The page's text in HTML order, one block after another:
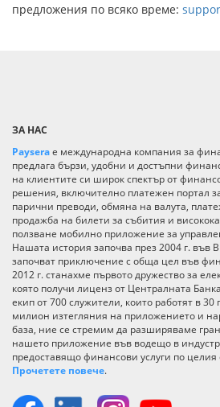
предложения по всяко време:
ЗА НАС
Payseraе международна компания за
предлага бързи, удобни и достъпни
на клиентите си широк спектър от
решения, включително платежен портал
парични преводи, обмяна на валута,
продажба на билети за събития и
ползване мобилно приложение за
Нашата история започва през 2004 г. във
започват приключение с обща цел във
2012 г. станахме първото дружество за
която получи лиценз от Централната
екип от 700 служители, които работят в 30
милион изтегляния на приложението и
база, ние се стремим да разширяваме
нашето приложение във водещо в
предоставящо финансови услуги по целия
Прочетете повече.